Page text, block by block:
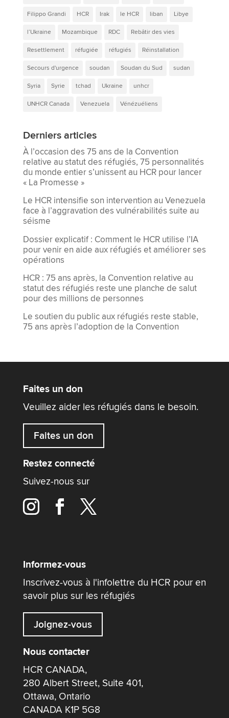
Filippo Grandi HCR Irak le HCR liban Libye
l’Ukraine Mozambique RDC Rebâtir des vies
Resettlement réfugiée réfugiés Réinstallation
Secours d'urgence soudan Soudan du Sud sudan
Syria Syrie tchad Ukraine unhcr
UNHCR Canada Venezuela Vénézuéliens
Derniers articles
À l’occasion des 75 ans de la Convention
relative au statut des réfugiés, 75 personnalités
du monde entier s’unissent au HCR pour lancer
« La Promesse »
Le HCR intensifie son intervention au Venezuela
face à l’aggravation des vulnérabilités suite au
séisme
Dossier explicatif : Comment le HCR utilise l’IA
pour venir en aide aux réfugiés et améliorer ses
opérations
HCR : 75 ans après, la Convention relative au
statut des réfugiés reste une planche de salut
pour des millions de personnes
Le soutien du public aux réfugiés reste stable,
75 ans après l’adoption de la Convention
Faites un don
Veuillez aider les réfugiés dans le besoin.
Faites un don
Restez connecté
Suivez-nous sur
Informez-vous
Inscrivez-vous à l'infolettre du HCR pour en
savoir plus sur les réfugiés
Joignez-vous
Nous contacter
HCR CANADA,
280 Albert Street, Suite 401,
Ottawa, Ontario
CANADA K1P 5G8